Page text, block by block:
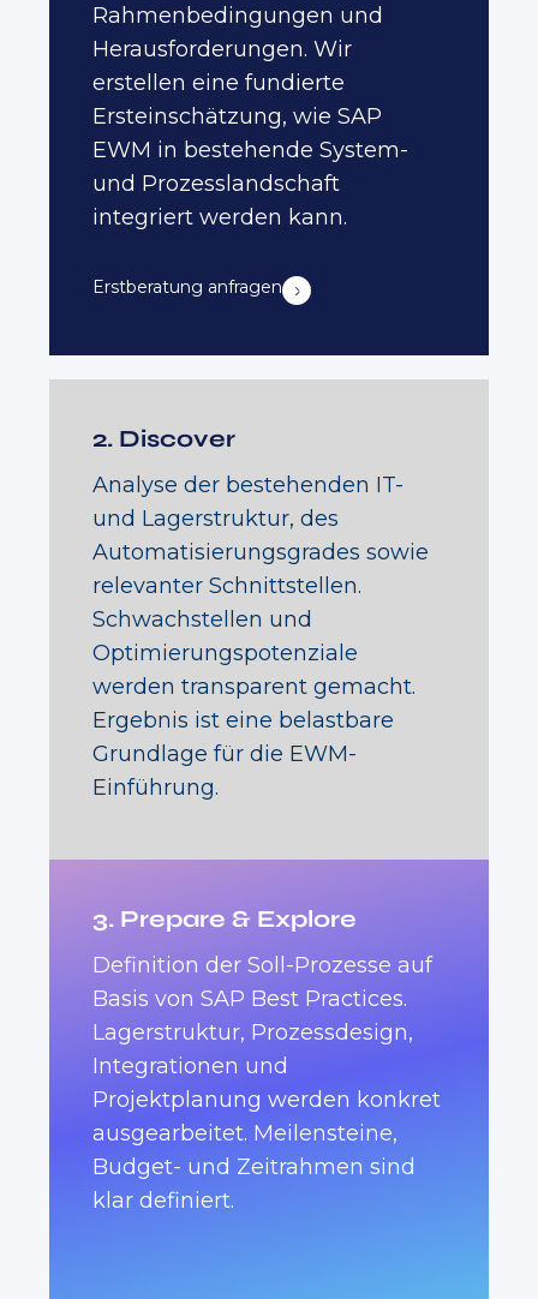
Rahmenbedingungen und
Herausforderungen. Wir
erstellen eine fundierte
Ersteinschätzung, wie SAP
EWM in bestehende System-
und Prozesslandschaft
integriert werden kann.
Erstberatung anfragen
2. Discover
Analyse der bestehenden IT-
und Lagerstruktur, des
Automatisierungsgrades sowie
relevanter Schnittstellen.
Schwachstellen und
Optimierungspotenziale
werden transparent gemacht.
Ergebnis ist eine belastbare
Grundlage für die EWM-
Einführung.
3. Prepare & Explore
Definition der Soll-Prozesse auf
Basis von SAP Best Practices.
Lagerstruktur, Prozessdesign,
Integrationen und
Projektplanung werden konkret
ausgearbeitet. Meilensteine,
Budget- und Zeitrahmen sind
klar definiert.